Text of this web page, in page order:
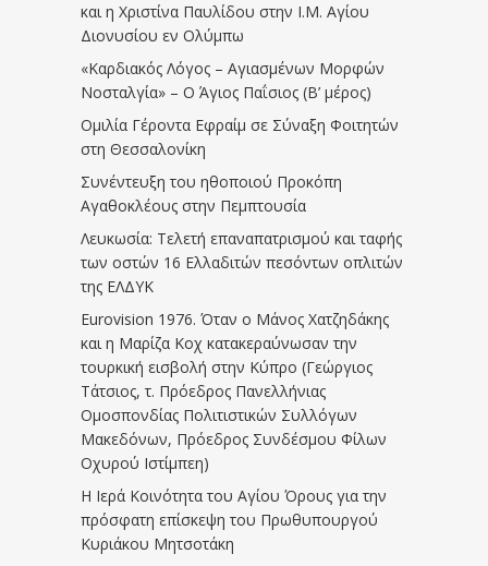
και η Χριστίνα Παυλίδου στην Ι.Μ. Αγίου
Διονυσίου εν Ολύμπω
«Καρδιακός Λόγος – Αγιασμένων Μορφών
Νοσταλγία» – Ο Άγιος Παΐσιος (Β’ μέρος)
Ομιλία Γέροντα Εφραίμ σε Σύναξη Φοιτητών
στη Θεσσαλονίκη
Συνέντευξη του ηθοποιού Προκόπη
Αγαθοκλέους στην Πεμπτουσία
Λευκωσία: Τελετή επαναπατρισμού και ταφής
των οστών 16 Ελλαδιτών πεσόντων οπλιτών
της ΕΛΔΥΚ
Eurovision 1976. Όταν ο Μάνος Χατζηδάκης
και η Μαρίζα Κοχ κατακεραύνωσαν την
τουρκική εισβολή στην Κύπρο (Γεώργιος
Τάτσιος, τ. Πρόεδρος Πανελλήνιας
Ομοσπονδίας Πολιτιστικών Συλλόγων
Μακεδόνων, Πρόεδρος Συνδέσμου Φίλων
Οχυρού Ιστίμπεη)
Η Ιερά Κοινότητα του Αγίου Όρους για την
πρόσφατη επίσκεψη του Πρωθυπουργού
Κυριάκου Μητσοτάκη